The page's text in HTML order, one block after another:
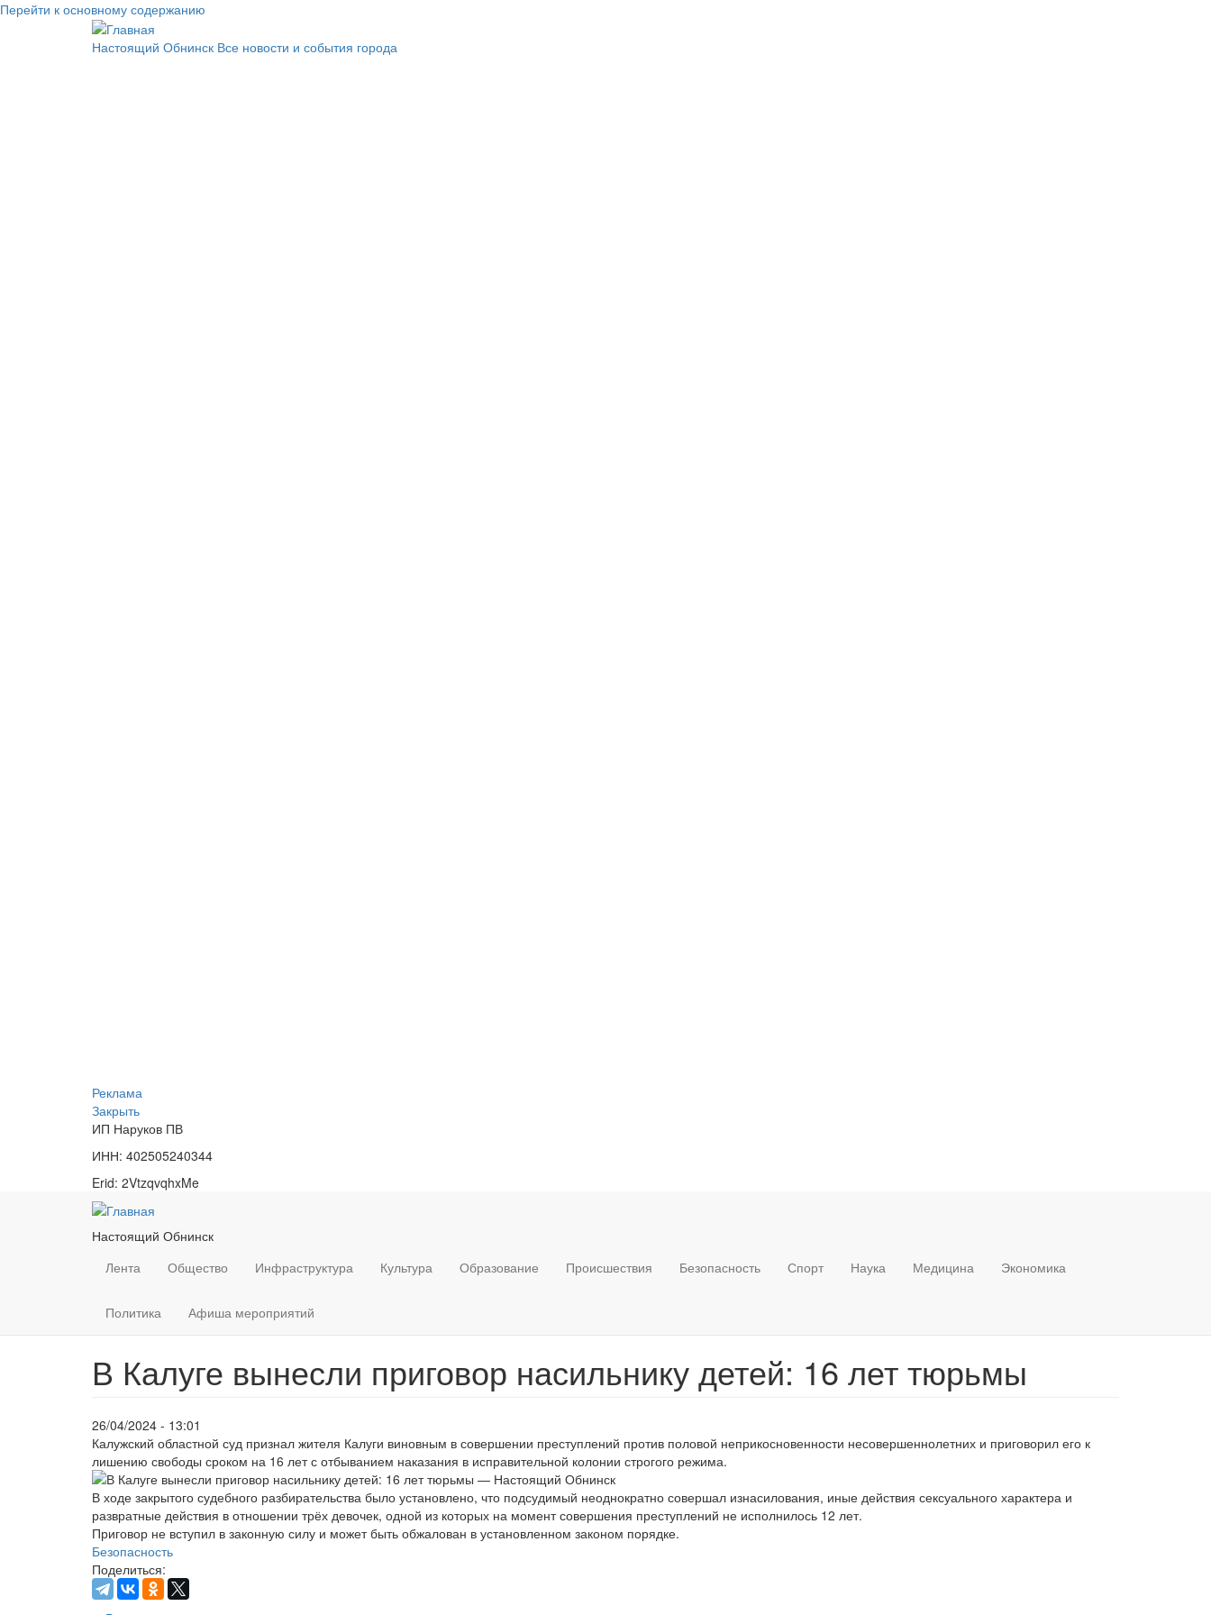
Перейти к основному содержанию
Настоящий Обнинск Все новости и события города
Реклама
Закрыть
ИП Наруков ПВ
ИНН: 402505240344
Erid: 2VtzqvqhxMe
Настоящий Обнинск
Лента
Общество Инфраструктура Культура Образование Происшествия Безопасность Спорт Наука Медицина Экономика
Политика Афиша мероприятий
В Калуге вынесли приговор насильнику детей: 16 лет тюрьмы
26/04/2024 - 13:01
Калужский областной суд признал жителя Калуги виновным в совершении преступлений против половой неприкосновенности несовершеннолетних и приговорил его к
лишению свободы сроком на 16 лет с отбыванием наказания в исправительной колонии строгого режима.
В ходе закрытого судебного разбирательства было установлено, что подсудимый неоднократно совершал изнасилования, иные действия сексуального характера и
развратные действия в отношении трёх девочек, одной из которых на момент совершения преступлений не исполнилось 12 лет.
Приговор не вступил в законную силу и может быть обжалован в установленном законом порядке.
Безопасность
Поделиться: